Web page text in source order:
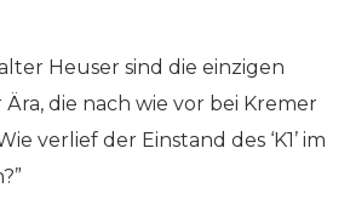
Heuser sind die einzigen
die nach wie vor bei Kremer
verlief der Einstand des ‘K1’ im